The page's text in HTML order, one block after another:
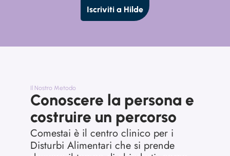
Iscriviti a Hilde
Il Nostro Metodo
Conoscere la persona e
costruire un percorso
Comestai è il centro clinico per i
Disturbi Alimentari che si prende